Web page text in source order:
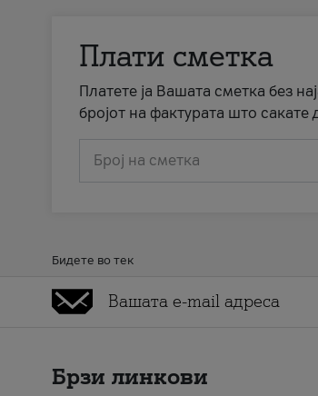
Плати сметка
Платете ја Вашата сметка без
бројот на фактурата што сакате
Број на сметка
Бидете во тек
Брзи линкови